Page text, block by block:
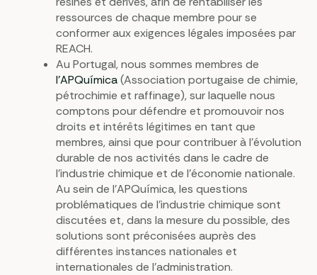
ressources de chaque membre pour se
conformer aux exigences légales imposées par
REACH.
Au Portugal, nous sommes membres de
l’APQuímica(Association portugaise de chimie,
pétrochimie et raffinage), sur laquelle nous
comptons pour défendre et promouvoir nos
droits et intérêts légitimes en tant que
membres, ainsi que pour contribuer à l’évolution
durable de nos activités dans le cadre de
l’industrie chimique et de l’économie nationale.
Au sein de l’APQuímica, les questions
problématiques de l’industrie chimique sont
discutées et, dans la mesure du possible, des
solutions sont préconisées auprès des
différentes instances nationales et
internationales de l’administration.